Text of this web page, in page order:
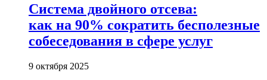
Система двойного отсева:
как на 90% сократить бесполезные
собеседования в сфере услуг
9 октября 2025